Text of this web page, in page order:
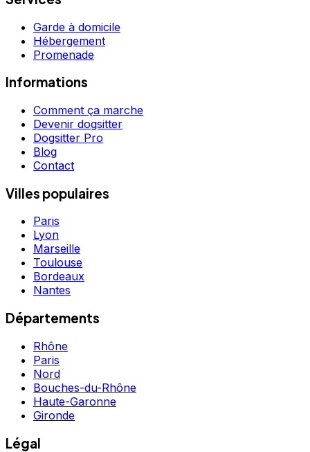
Garde à domicile
Hébergement
Promenade
Informations
Comment ça marche
Devenir dogsitter
Dogsitter Pro
Blog
Contact
Villes populaires
Paris
Lyon
Marseille
Toulouse
Bordeaux
Nantes
Départements
Rhône
Paris
Nord
Bouches-du-Rhône
Haute-Garonne
Gironde
Légal